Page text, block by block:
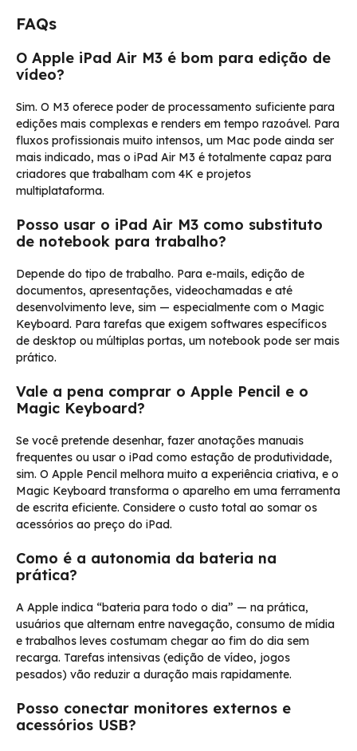
FAQs
O Apple iPad Air M3 é bom para edição de
vídeo?
Sim. O M3 oferece poder de processamento suficiente para
edições mais complexas e renders em tempo razoável. Para
fluxos profissionais muito intensos, um Mac pode ainda ser
mais indicado, mas o iPad Air M3 é totalmente capaz para
criadores que trabalham com 4K e projetos
multiplataforma.
Posso usar o iPad Air M3 como substituto
de notebook para trabalho?
Depende do tipo de trabalho. Para e-mails, edição de
documentos, apresentações, videochamadas e até
desenvolvimento leve, sim — especialmente com o Magic
Keyboard. Para tarefas que exigem softwares específicos
de desktop ou múltiplas portas, um notebook pode ser mais
prático.
Vale a pena comprar o Apple Pencil e o
Magic Keyboard?
Se você pretende desenhar, fazer anotações manuais
frequentes ou usar o iPad como estação de produtividade,
sim. O Apple Pencil melhora muito a experiência criativa, e o
Magic Keyboard transforma o aparelho em uma ferramenta
de escrita eficiente. Considere o custo total ao somar os
acessórios ao preço do iPad.
Como é a autonomia da bateria na
prática?
A Apple indica “bateria para todo o dia” — na prática,
usuários que alternam entre navegação, consumo de mídia
e trabalhos leves costumam chegar ao fim do dia sem
recarga. Tarefas intensivas (edição de vídeo, jogos
pesados) vão reduzir a duração mais rapidamente.
Posso conectar monitores externos e
acessórios USB?